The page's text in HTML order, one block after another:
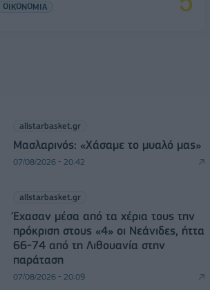
ΟΙΚΟΝΟΜΙΑ
allstarbasket.gr
Μασλαρινός: «Χάσαμε το μυαλό μας»
07/08/2026 - 20:42
allstarbasket.gr
Έχασαν μέσα από τα χέρια τους την
πρόκριση στους «4» οι Νεάνιδες, ήττα
66-74 από τη Λιθουανία στην
παράταση
07/08/2026 - 20:09